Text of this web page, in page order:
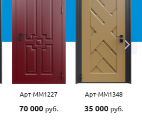
Арт-ММ1227
70 000руб.
Арт-ММ1348
35 000руб.